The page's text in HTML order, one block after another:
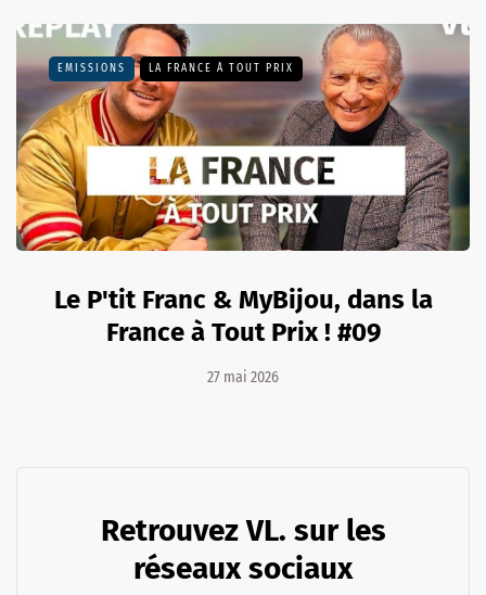
EMISSIONS LA FRANCE À TOUT PRIX
Le P'tit Franc & MyBijou, dans la
France à Tout Prix ! #09
27 mai 2026
Retrouvez VL. sur les
réseaux sociaux